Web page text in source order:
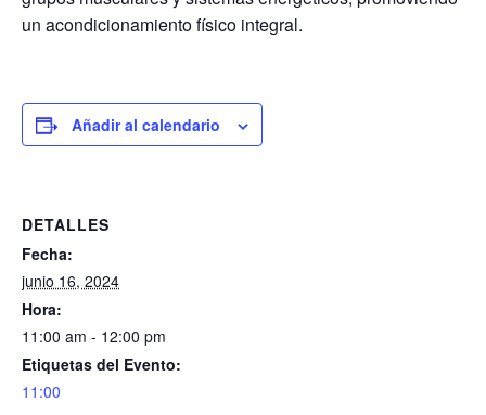
un acondicionamiento físico integral.
Añadir al calendario
DETALLES
Fecha:
junio 16, 2024
Hora:
11:00 am - 12:00 pm
Etiquetas del Evento:
11:00